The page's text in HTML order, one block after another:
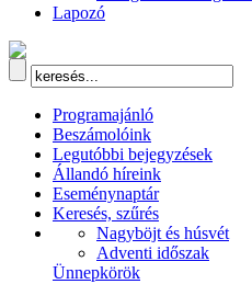
Lapozó
Programajánló
Beszámolóink
Legutóbbi bejegyzések
Állandó híreink
Eseménynaptár
Keresés, szűrés
Nagyböjt és húsvét
Adventi időszak
Ünnepkörök